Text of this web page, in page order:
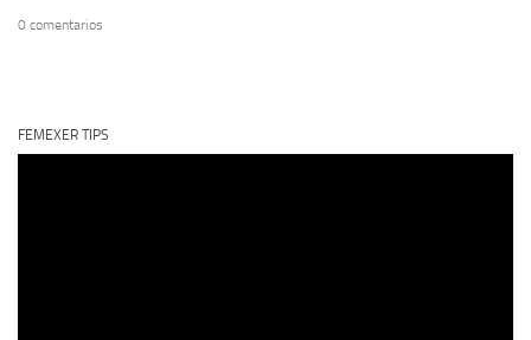
0 comentarios
FEMEXER TIPS